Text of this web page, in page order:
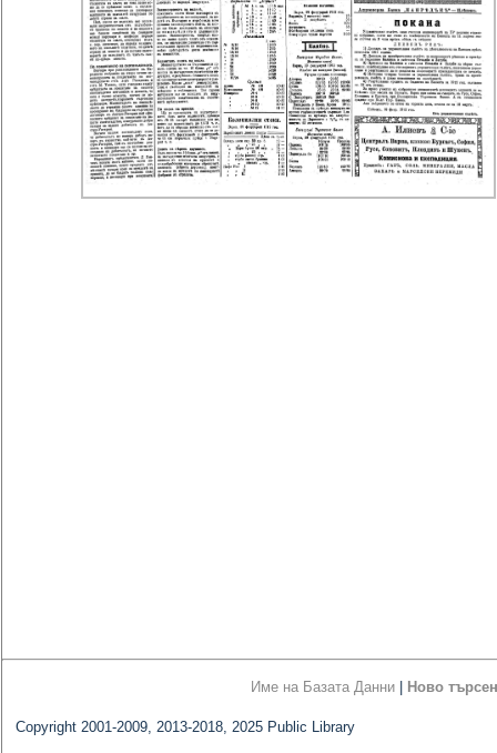
Име на Базата Данни Ново
Copyright 2001-2009, 2013-2018, 2025 Public Library